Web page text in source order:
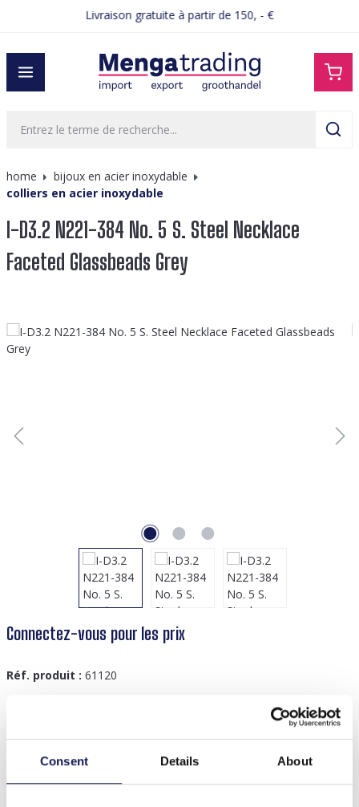
Consent Details About
Livraison gratuite à partir de 150, - €
home
bijoux en acier inoxydable
colliers en acier inoxydable
I-D3.2 N221-384 No. 5 S. Steel Necklace
Faceted Glassbeads Grey
Ignorer la galerie d'images
Connectez-vous pour les prix
Réf. produit : 61120
Description